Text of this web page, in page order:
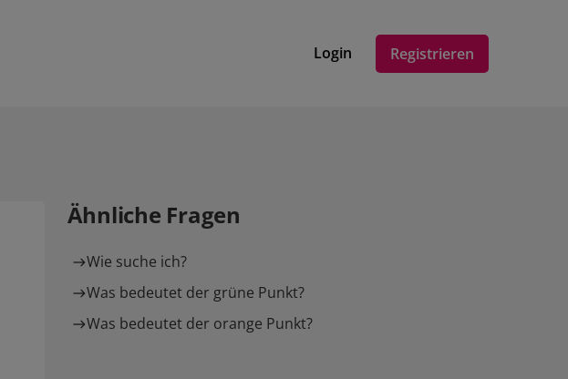
Login Registrieren
Ähnliche Fragen
Wie suche ich?
Was bedeutet der grüne Punkt?
Was bedeutet der orange Punkt?